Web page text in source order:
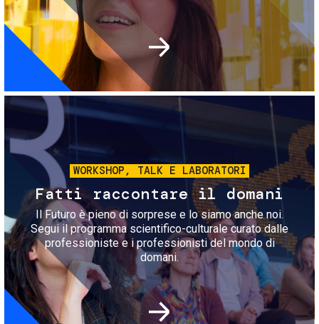
Immagine
WORKSHOP, TALK E LABORATORI
Fatti raccontare il domani
Il Futuro è pieno di sorprese e lo siamo anche noi.
Segui il programma scientifico-culturale curato dalle
professioniste e i professionisti del mondo di
domani.